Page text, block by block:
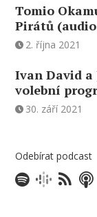
Tomio
Pirátů (audio
2. října 2021
Ivan David a
volební
30. září 2021
Odebírat podcast